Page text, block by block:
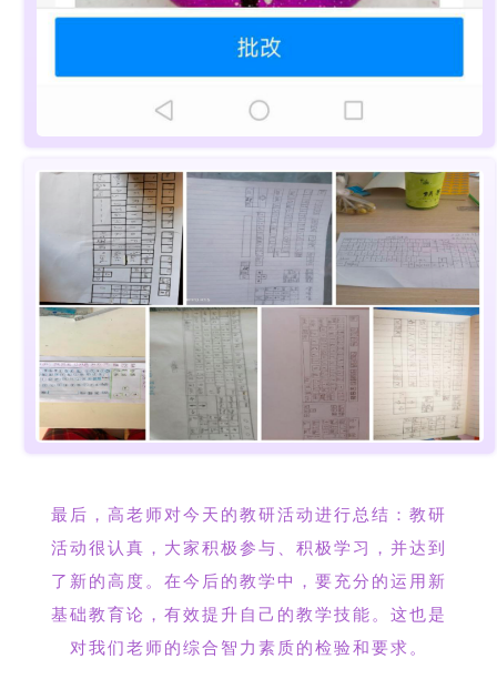
最后，高老师对今天的教研活动进行总结：教研
活动很认真，大家积极参与、积极学习，并达到
了新的高度。在今后的教学中，要充分的运用新
基础教育论，有效提升自己的教学技能。这也是
对我们老师的综合智力素质的检验和要求。